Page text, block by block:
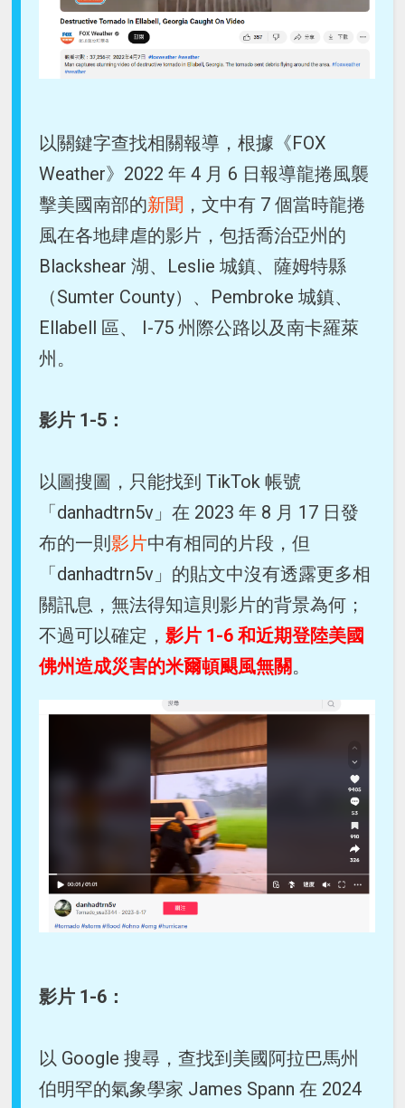
以關鍵字查找相關報導，根據《FOX
Weather》2022 年 4 月 6 日報導龍捲風襲
擊美國南部的新聞 ，文中有 7 個當時龍捲
風在各地肆虐的影片，包括喬治亞州的
Blackshear 湖、Leslie 城鎮、薩姆特縣
（Sumter County）、Pembroke 城鎮、
Ellabell 區、 I-75 州際公路以及南卡羅萊
州。
影片 1-5：
以圖搜圖，只能找到 TikTok 帳號
「danhadtrn5v」在 2023 年 8 月 17 日發
布的一則影片中有相同的片段，但
「danhadtrn5v」的貼文中沒有透露更多相
關訊息，無法得知這則影片的背景為何；
不過可以確定，影片 1-6 和近期登陸美國
佛州造成災害的米爾頓颶風無關。
影片 1-6：
以 Google 搜尋，查找到美國阿拉巴馬州
伯明罕的氣象學家 James Spann 在 2024